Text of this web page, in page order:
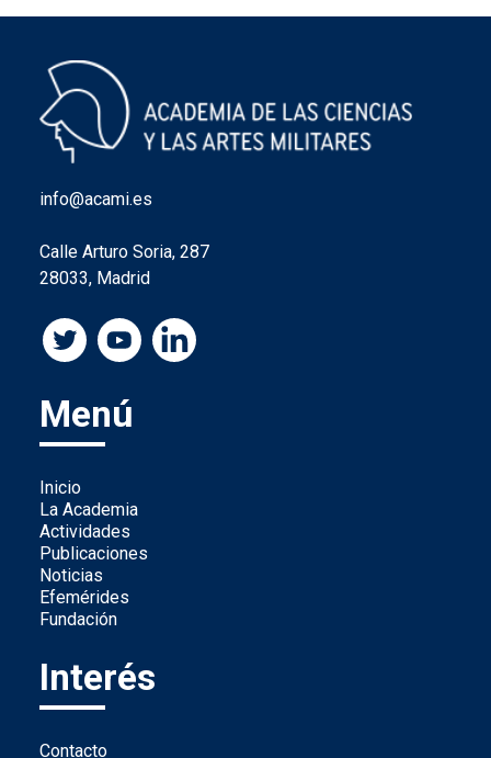
info@acami.es
Calle Arturo Soria, 287
28033, Madrid
Menú
Inicio
La Academia
Actividades
Publicaciones
Noticias
Efemérides
Fundación
Interés
Contacto